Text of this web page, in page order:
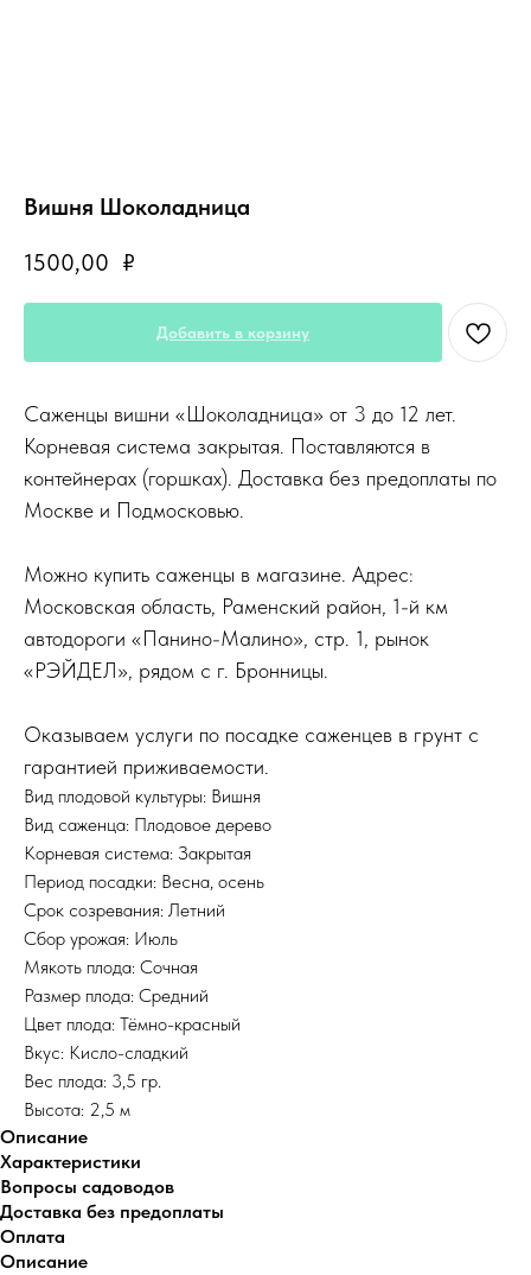
Вишня Шоколадница
1500,00 ₽
Добавить в корзину
Саженцы вишни «Шоколадница» от 3 до 12 лет.
Корневая система закрытая. Поставляются в
контейнерах (горшках). Доставка без предоплаты по
Москве и Подмосковью.
Можно купить саженцы в магазине. Адрес:
Московская область, Раменский район, 1-й км
автодороги «Панино-Малино», стр. 1, рынок
«РЭЙДЕЛ», рядом с г. Бронницы.
Оказываем услуги по посадке саженцев в грунт с
гарантией приживаемости.
Вид плодовой культуры: Вишня
Вид саженца: Плодовое дерево
Корневая система: Закрытая
Период посадки: Весна, осень
Срок созревания: Летний
Сбор урожая: Июль
Мякоть плода: Сочная
Размер плода: Средний
Цвет плода: Тёмно-красный
Вкус: Кисло-сладкий
Вес плода: 3,5 гр.
Высота: 2,5 м
Описание
Характеристики
Вопросы садоводов
Доставка без предоплаты
Оплата
Описание